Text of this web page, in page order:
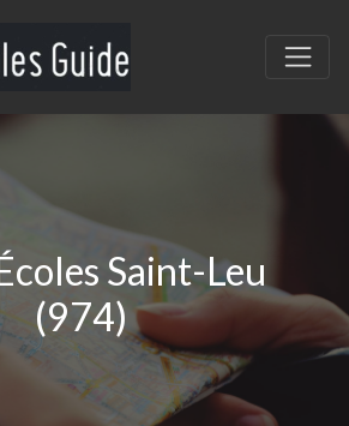
Saint-Leu
(974)